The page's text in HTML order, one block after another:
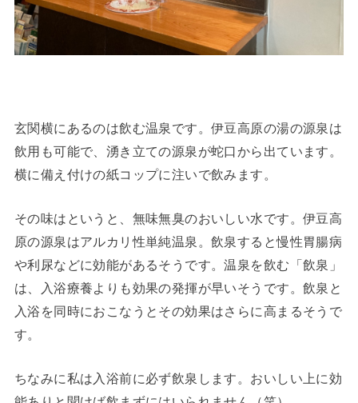
玄関横にあるのは飲む温泉です。伊豆高原の湯の源泉は
飲用も可能で、湧き立ての源泉が蛇口から出ています。
横に備え付けの紙コップに注いで飲みます。
その味はというと、無味無臭のおいしい水です。伊豆高
原の源泉はアルカリ性単純温泉。飲泉すると慢性胃腸病
や利尿などに効能があるそうです。温泉を飲む「飲泉」
は、入浴療養よりも効果の発揮が早いそうです。飲泉と
入浴を同時におこなうとその効果はさらに高まるそうで
す。
ちなみに私は入浴前に必ず飲泉します。おいしい上に効